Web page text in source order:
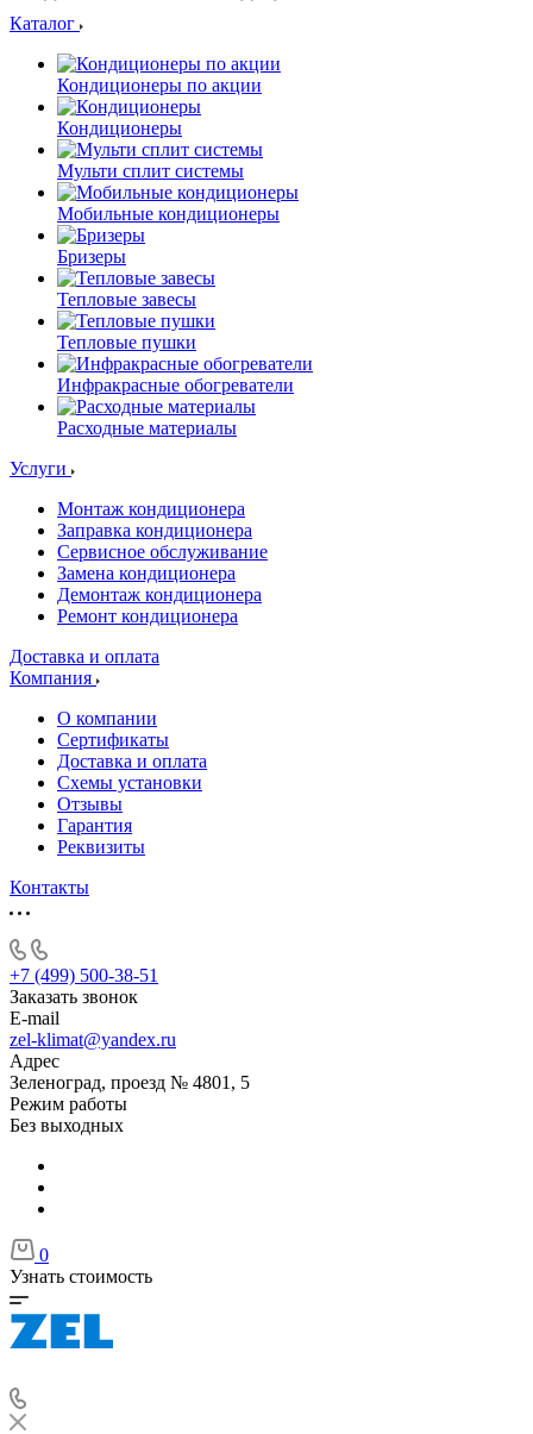
Каталог
Кондиционеры по акции
Кондиционеры
Мульти сплит системы
Мобильные кондиционеры
Бризеры
Тепловые завесы
Тепловые пушки
Инфракрасные обогреватели
Расходные материалы
Услуги
Монтаж кондиционера
Заправка кондиционера
Сервисное обслуживание
Замена кондиционера
Демонтаж кондиционера
Ремонт кондиционера
Доставка и оплата
Компания
О компании
Сертификаты
Доставка и оплата
Схемы установки
Отзывы
Гарантия
Реквизиты
Контакты
+7 (499) 500-38-51
Заказать звонок
E-mail
zel-klimat@yandex.ru
Адрес
Зеленоград, проезд № 4801, 5
Режим работы
Без выходных
0
Узнать стоимость